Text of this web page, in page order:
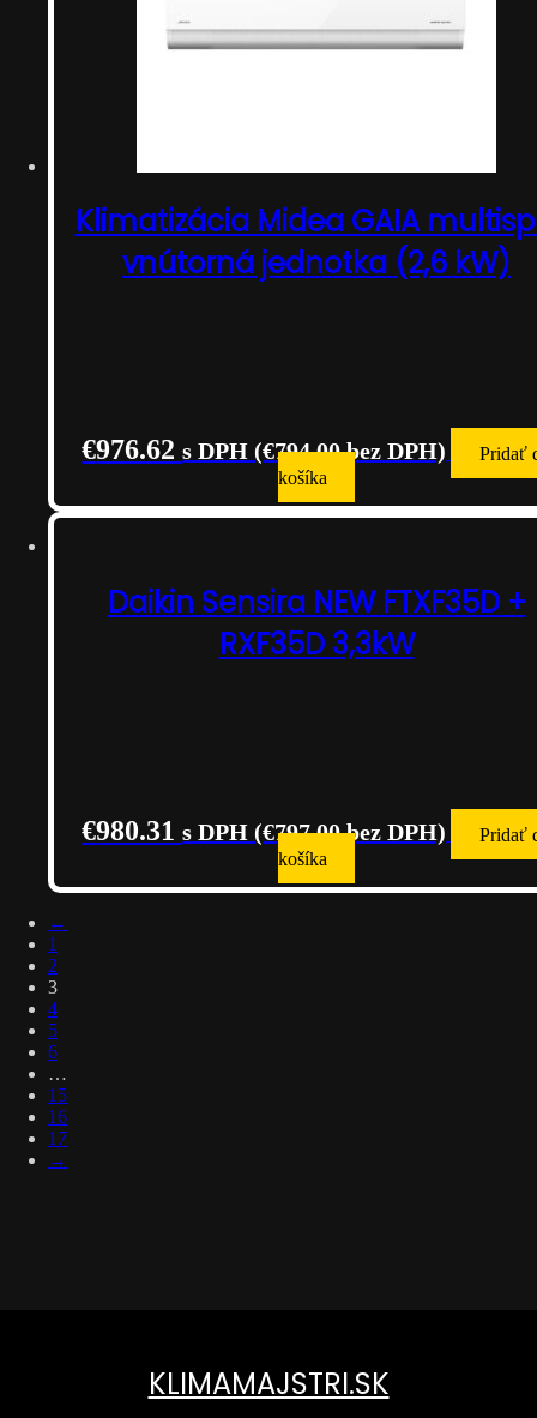
Klimatizácia Midea GAIA
vnútorná jednotka (2,6 kW)
€976.62 s DPH (€794.00bez DPH)
Pridať
košíka
Daikin Sensira NEW FTXF35D +
RXF35D 3,3kW
€980.31 s DPH (€797.00bez DPH)
Pridať
košíka
←
1
2
3
4
5
6
…
15
16
17
→
KLIMAMAJSTRI.SK